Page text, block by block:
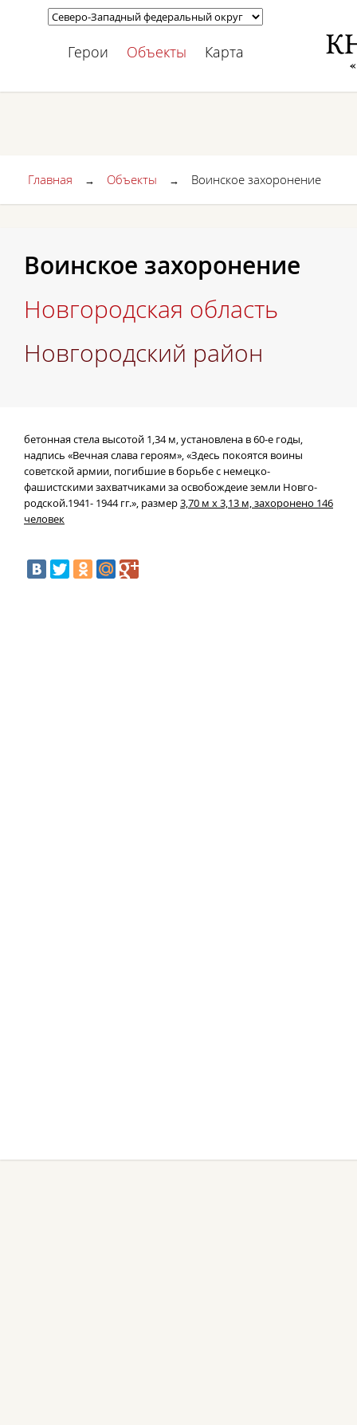
Герои Объекты Карта
Главная → Объекты → Воинское захоронение
Воинское захоронение
Новгородская область
Новгородский район
бетонная стела высотой 1,34 м, установлена в 60-е годы,
надпись «Вечная слава героям», «Здесь покоятся воины
советской армии, погибшие в борьбе с немецко-
фашистскими захватчиками за освобождеие земли Новго-
родской.1941- 1944 гг.», размер3,70 м х3,13 м, захоронено 146
человек